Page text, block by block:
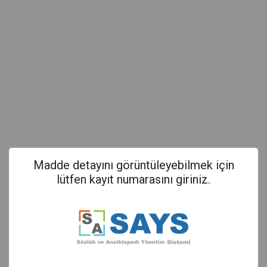
Madde detayını görüntüleyebilmek için
lütfen kayıt numarasını giriniz.